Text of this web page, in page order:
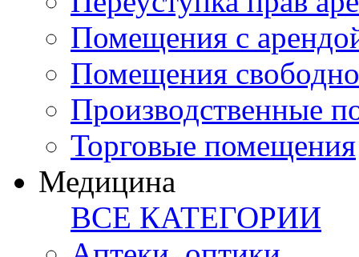
Помещения с
Помещения
Производственные
Торговые помещения
Медицина
ВСЕ КАТЕГОРИИ